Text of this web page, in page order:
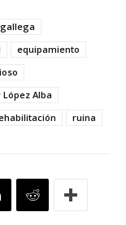
equipamiento
López Alba
ruina